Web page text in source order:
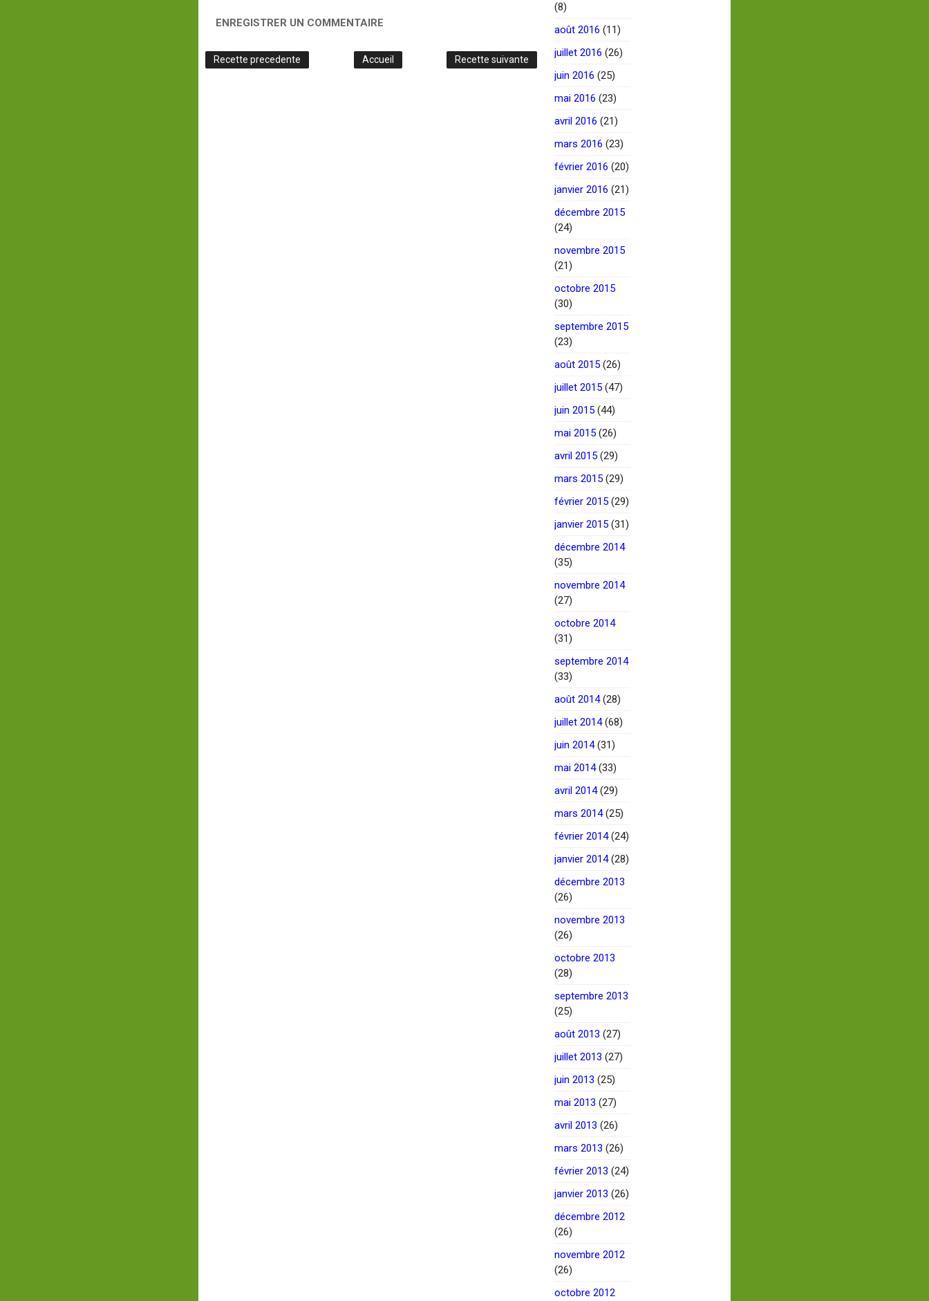
ENREGISTRER UN COMMENTAIRE
Recette precedente Recette suivante
Accueil
(8)
août 2016 (11)
juillet 2016 (26)
juin 2016 (25)
mai 2016 (23)
avril 2016 (21)
mars 2016 (23)
février 2016 (20)
janvier 2016 (21)
décembre 2015
(24)
novembre 2015
(21)
octobre 2015
(30)
septembre 2015
(23)
août 2015 (26)
juillet 2015 (47)
juin 2015 (44)
mai 2015 (26)
avril 2015 (29)
mars 2015 (29)
février 2015 (29)
janvier 2015 (31)
décembre 2014
(35)
novembre 2014
(27)
octobre 2014
(31)
septembre 2014
(33)
août 2014(28)
juillet 2014(68)
juin 2014(31)
mai 2014(33)
avril 2014(29)
mars 2014(25)
février 2014(24)
janvier 2014(28)
décembre 2013
(26)
novembre 2013
(26)
octobre 2013
(28)
septembre 2013
(25)
août 2013 (27)
juillet 2013 (27)
juin 2013 (25)
mai 2013 (27)
avril 2013 (26)
mars 2013 (26)
février 2013 (24)
janvier 2013 (26)
décembre 2012
(26)
novembre 2012
(26)
octobre 2012